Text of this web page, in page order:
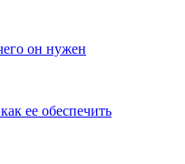
он нужен
ее обеспечить